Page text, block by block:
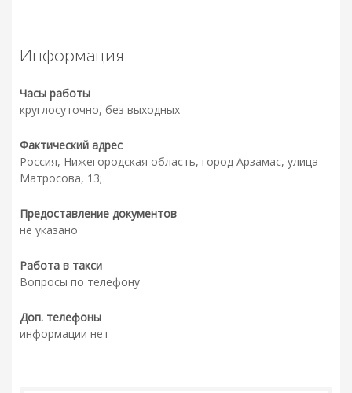
Информация
Часы работы
круглосуточно, без выходных
Фактический адрес
Россия, Нижегородская область, город Арзамас, улица
Матросова, 13;
Предоставление документов
не указано
Работа в такси
Вопросы по телефону
Доп. телефоны
информации нет